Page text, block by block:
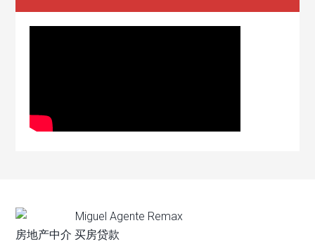
Miguel Agente Remax
房地产中介 买房贷款